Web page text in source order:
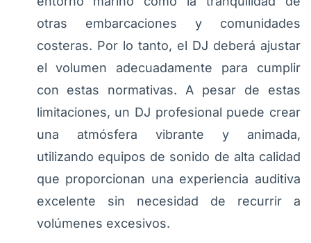
otras embarcaciones y comunidades
costeras. Por lo tanto, el DJ deberá ajustar
el volumen adecuadamente para cumplir
con estas normativas. A pesar de estas
limitaciones, un DJ profesional puede crear
una atmósfera vibrante y animada,
utilizando equipos de sonido de alta calidad
que proporcionan una experiencia auditiva
excelente sin necesidad de recurrir a
volúmenes excesivos.